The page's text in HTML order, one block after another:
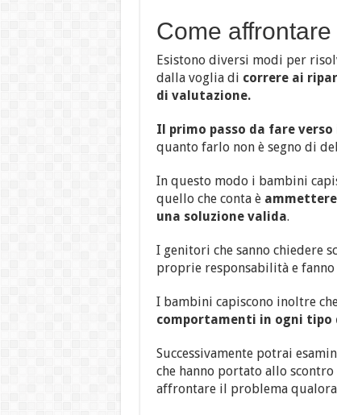
Come
Esistono diversi modi per
dalla voglia di correre ai
di valutazione.
Il primo passo da fare
quanto farlo non è segno di
In questo modo i bambini
quello che conta èammettere
una soluzione valida.
I genitori che sanno chiedere
proprie responsabilità e
I bambini capiscono inoltre
comportamenti in ogni tipo
Successivamente potrai
che hanno portato allo
affrontare il problema